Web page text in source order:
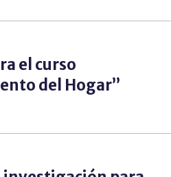
el curso
del Hogar”